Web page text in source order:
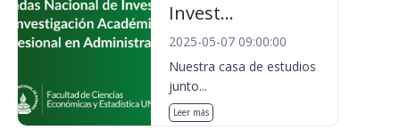
Invest...
2025-05-07 09:00:00
Nuestra casa de estudios
junto...
Leer más